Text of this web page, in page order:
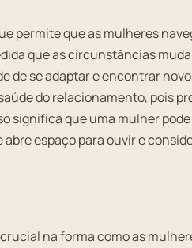
permite que as mulheres
que as circunstâncias
de se adaptar e encontrar
do relacionamento, pois
significa que uma mulher
espaço para ouvir e
na forma como as